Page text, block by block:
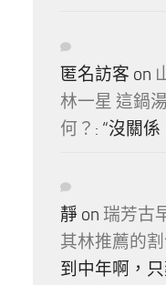
匿名訪客 on
林一星 這鍋
何？ : “沒關係
靜 on 瑞芳古
其林推薦的
到中年啊，